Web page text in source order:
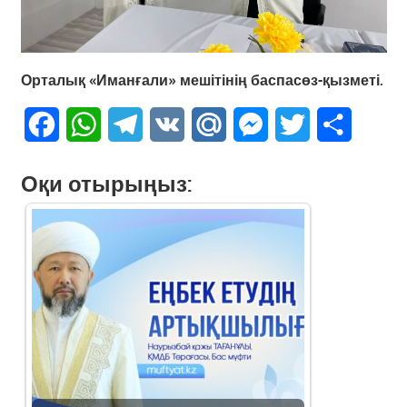
Орталық «Иманғали» мешітінің баспасөз-қызметі.
FacebookWhatsAppTelegram
VK Mail.Ru Messenger
Twitter
Оқи отырыңыз: